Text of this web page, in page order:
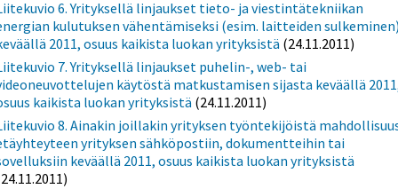
6. Yrityksellä linjaukset tieto- ja viestintätekniikan
kulutuksen vähentämiseksi (esim. laitteiden sulkeminen)
2011, osuus kaikista luokan yrityksistä (24.11.2011)
7. Yrityksellä linjaukset puhelin-, web- tai
käytöstä matkustamisen sijasta keväällä
kaikista luokan yrityksistä (24.11.2011)
8. Ainakin joillakin yrityksen työntekijöistä
yrityksen sähköpostiin, dokumentteihin tai
keväällä 2011, osuus kaikista luokan yrityksistä